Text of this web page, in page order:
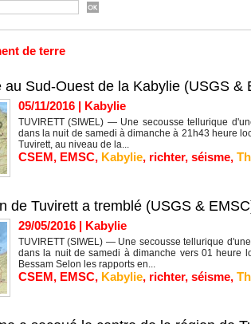
de terre
au Sud-Ouest de la Kabylie (USGS &
05/11/2016 | Kabylie
TUVIRETT (SIWEL) — Une secousse tellurique
dans la nuit de samedi à dimanche à 21h43 heure
Tuvirett, au niveau de la...
CSEM, EMSC, Kabylie, richter, séisme,
de Tuvirett a tremblé (USGS &
29/05/2016 | Kabylie
TUVIRETT (SIWEL) — Une secousse tellurique
dans la nuit de samedi à dimanche vers 01 heure
Bessam Selon les rapports en...
CSEM, EMSC, Kabylie, richter, séisme,